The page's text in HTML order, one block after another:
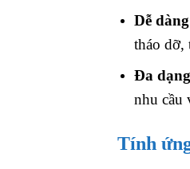
Dễ
tháo dỡ,
Đa
nhu cầu
Tính